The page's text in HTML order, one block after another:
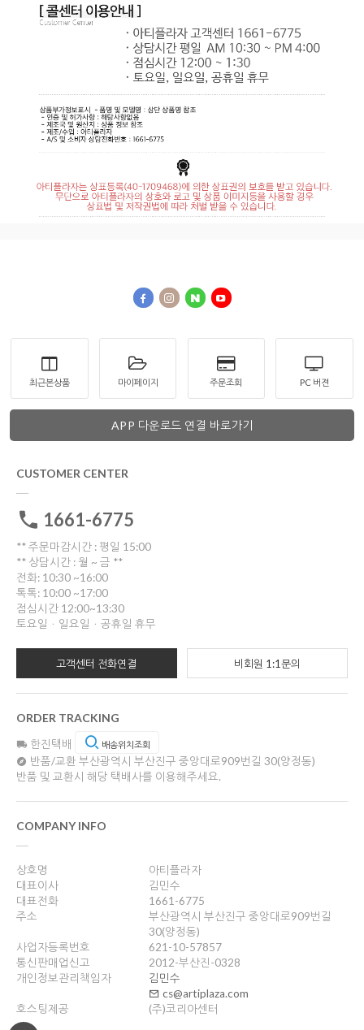
최근본상품 마이페이지 주문조회 PC 버젼
APP 다운로드 연결 바로가기
CUSTOMER CENTER
1661-6775
** 주문마감시간 : 평일 15:00
** 상담시간 : 월 ~ 금 **
전화: 10:30 ~16:00
톡톡: 10:00 ~17:00
점심시간 12:00~13:30
토요일ㆍ일요일ㆍ공휴일 휴무
고객센터 전화연결 비회원 1:1문의
ORDER TRACKING
한진택배 배송위치조회
반품/교환 부산광역시 부산진구 중앙대로909번길 30(양정동)
반품 및 교환시 해당 택배사를 이용해주세요.
COMPANY INFO
상호명
아티플라자
대표이사
김민수
대표전화
1661-6775
주소
부산광역시 부산진구 중앙대로909번길
30(양정동)
사업자등록번호
621-10-57857
통신판매업신고
2012-부산진-0328
개인정보관리책임자
김민수
cs@artiplaza.com
호스팅제공
(주)코리아센터